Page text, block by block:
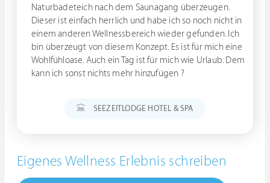
Naturbadeteich nach dem Saunagang überzeugen.
Dieser ist einfach herrlich und habe ich so noch nicht in
einem anderen Wellnessbereich wieder gefunden. Ich
bin überzeugt von diesem Konzept. Es ist für mich eine
Wohlfühloase. Auch ein Tag ist für mich wie Urlaub. Dem
kann ich sonst nichts mehr hinzufügen ?
SEEZEITLODGE HOTEL & SPA
Eigenes Wellness Erlebnis schreiben